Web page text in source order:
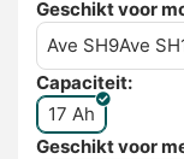
Geschikt voor
Capaciteit:
17 Ah
Geschikt voor